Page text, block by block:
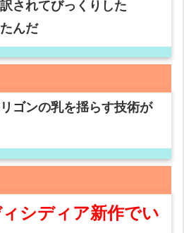
されてびっくりした
んだ
ゴンの乳を揺らす技術が
シディア新作でい